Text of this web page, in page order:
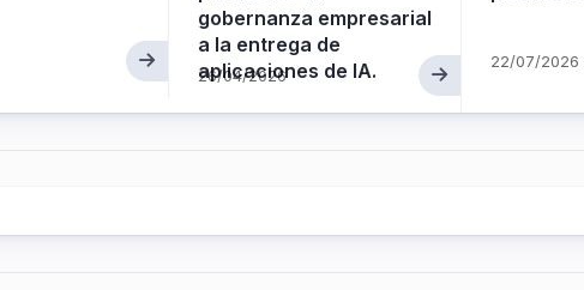
gobernanza empresarial
a la entrega de
aplicaciones de IA.
26/04/2026
22/07/2026